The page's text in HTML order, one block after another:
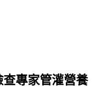
查專家管灌營養